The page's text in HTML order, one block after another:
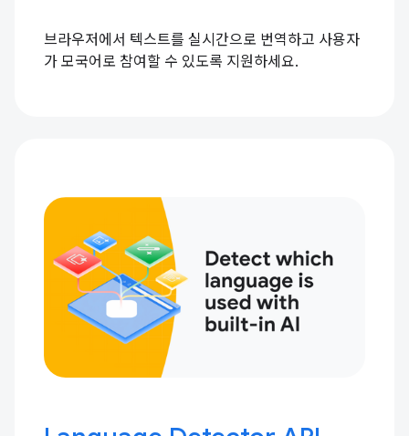
브라우저에서 텍스트를 실시간으로 번역하고 사용자
가 모국어로 참여할 수 있도록 지원하세요.